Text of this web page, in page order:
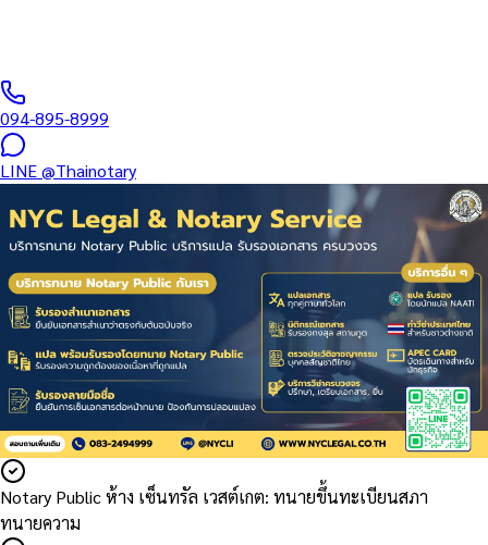
094-895-8999
LINE@Thainotary
Notary Public ห้าง เซ็นทรัล เวสต์เกต: ทนายขึ้นทะเบียนสภา
ทนายความ